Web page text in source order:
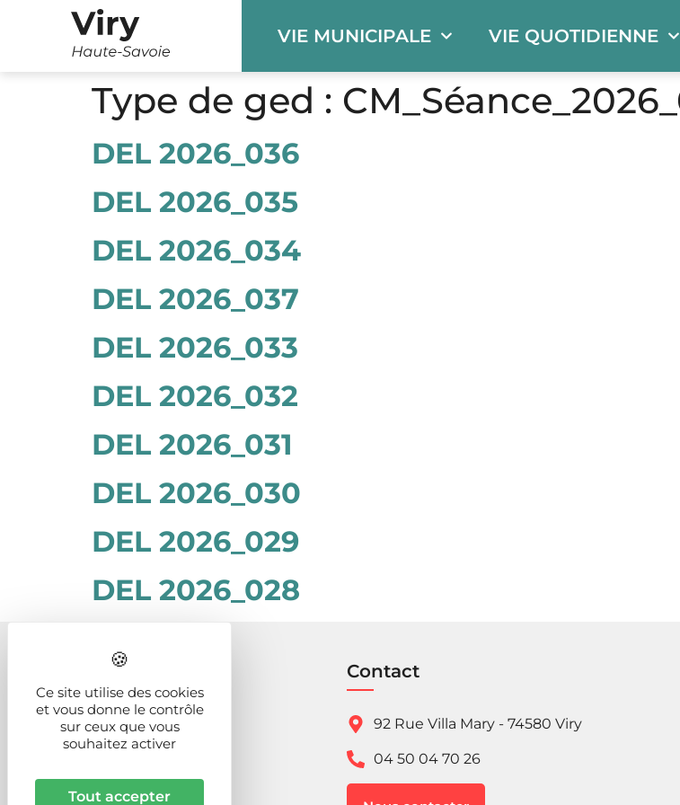
VIE MUNICIPALE VIE QUOTIDIENNE
Type de ged :
DEL 2026_036
DEL 2026_035
DEL 2026_034
DEL 2026_037
DEL 2026_033
DEL 2026_032
DEL 2026_031
DEL 2026_030
DEL 2026_029
DEL 2026_028
Contact
92 Rue Villa Mary - 74580 Viry
04 50 04 70 26
Panneau de gestion des cookies
Ce site utilise des cookies
et vous donne le contrôle
sur ceux que vous
souhaitez activer
Tout accepter